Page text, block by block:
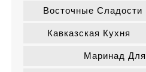
Восточные Сладости
Кавказская Кухня
Маринад